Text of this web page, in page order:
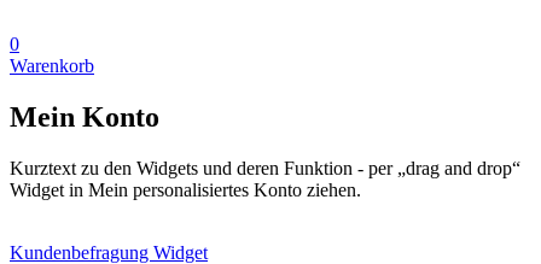
0
Warenkorb
Mein Konto
Kurztext zu den Widgets und deren Funktion - per „drag and drop“
Widget in Mein personalisiertes Konto ziehen.
Kundenbefragung Widget